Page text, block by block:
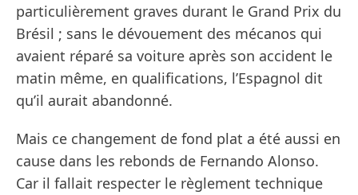
particulièrement graves durant le Grand Prix du
Brésil ; sans le dévouement des mécanos qui
avaient réparé sa voiture après son accident le
matin même, en qualifications, l’Espagnol dit
qu’il aurait abandonné.
Mais ce changement de fond plat a été aussi en
cause dans les rebonds de Fernando Alonso.
Car il fallait respecter le règlement technique